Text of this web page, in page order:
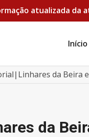
atualizada da
Início
da Beira
da